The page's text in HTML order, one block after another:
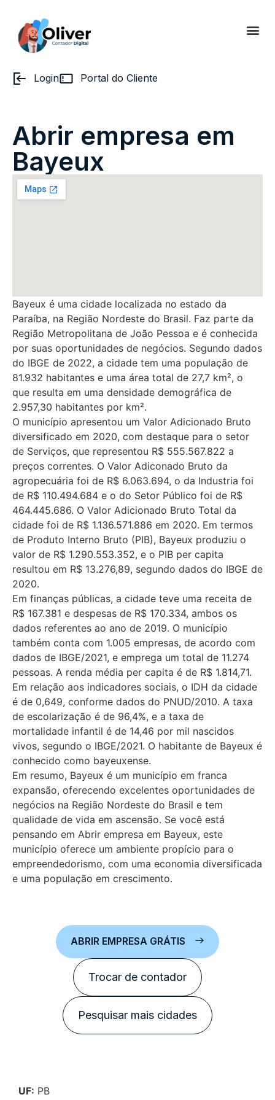
Login Portal do Cliente
Abrir empresa em
Bayeux
Bayeux é uma cidade localizada no estado da
Paraíba, na Região Nordeste do Brasil. Faz parte da
Região Metropolitana de João Pessoa e é conhecida
por suas oportunidades de negócios. Segundo dados
do IBGE de 2022, a cidade tem uma população de
81.932 habitantes e uma área total de 27,7 km², o
que resulta em uma densidade demográfica de
2.957,30 habitantes por km².
O município apresentou um Valor Adicionado Bruto
diversificado em 2020, com destaque para o setor
de Serviços, que representou R$ 555.567.822 a
preços correntes. O Valor Adiconado Bruto da
agropecuária foi de R$ 6.063.694, o da Industria foi
de R$ 110.494.684 e o do Setor Público foi de R$
464.445.686. O Valor Adicionado Bruto Total da
cidade foi de R$ 1.136.571.886 em 2020. Em termos
de Produto Interno Bruto (PIB), Bayeux produziu o
valor de R$ 1.290.553.352, e o PIB per capita
resultou em R$ 13.276,89, segundo dados do IBGE de
2020.
Em finanças públicas, a cidade teve uma receita de
R$ 167.381 e despesas de R$ 170.334, ambos os
dados referentes ao ano de 2019. O município
também conta com 1.005 empresas, de acordo com
dados de IBGE/2021, e emprega um total de 11.274
pessoas. A renda média per capita é de R$ 1.814,71.
Em relação aos indicadores sociais, o IDH da cidade
é de 0,649, conforme dados do PNUD/2010. A taxa
de escolarização é de 96,4%, e a taxa de
mortalidade infantil é de 14,46 por mil nascidos
vivos, segundo o IBGE/2021. O habitante de Bayeux é
conhecido como bayeuxense.
Em resumo, Bayeux é um município em franca
expansão, oferecendo excelentes oportunidades de
negócios na Região Nordeste do Brasil e tem
qualidade de vida em ascensão. Se você está
pensando em Abrir empresa em Bayeux, este
município oferece um ambiente propício para o
empreendedorismo, com uma economia diversificada
e uma população em crescimento.
ABRIR EMPRESA GRÁTIS
Trocar de contador
Pesquisar mais cidades
UF: PB